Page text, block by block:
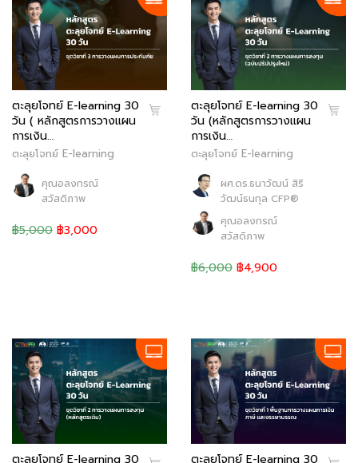
ตะลุยโจทย์ E-learning 30
วัน ( หลักสูตรการวางแผน
การเงิน…
ตะลุยโจทย์ E-learning
คุณอลงกรณ์
สวัสดิภาพ
฿5,000 ฿3,000
ตะลุยโจทย์ E-learning 30
วัน (หลักสูตรการวางแผน
การเงิน…
ตะลุยโจทย์ E-learning
ผศ.ดร.ธนาวัฒน์ สิริ
วัฒน์ธนกุล CFP®
คุณอลงกรณ์
สวัสดิภาพ
฿6,000 ฿4,900
ตะลุยโจทย์ E-learning 30 ตะลุยโจทย์ E-learning 30